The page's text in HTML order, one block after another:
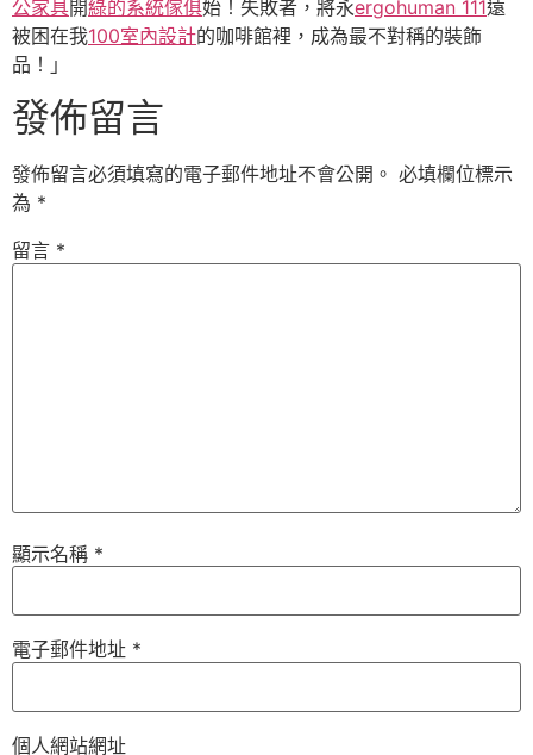
公家具開綠的系統傢俱始！失敗者，將永ergohuman 111遠
被困在我100室內設計的咖啡館裡，成為最不對稱的裝飾
品！」
發佈留言
發佈留言必須填寫的電子郵件地址不會公開。 必填欄位標示
為 *
留言 *
顯示名稱 *
電子郵件地址 *
個人網站網址